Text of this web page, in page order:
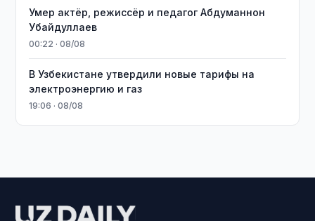
Умер актёр, режиссёр и педагог Абдуманнон
Убайдуллаев
00:22 · 08/08
В Узбекистане утвердили новые тарифы на
электроэнергию и газ
19:06 · 08/08